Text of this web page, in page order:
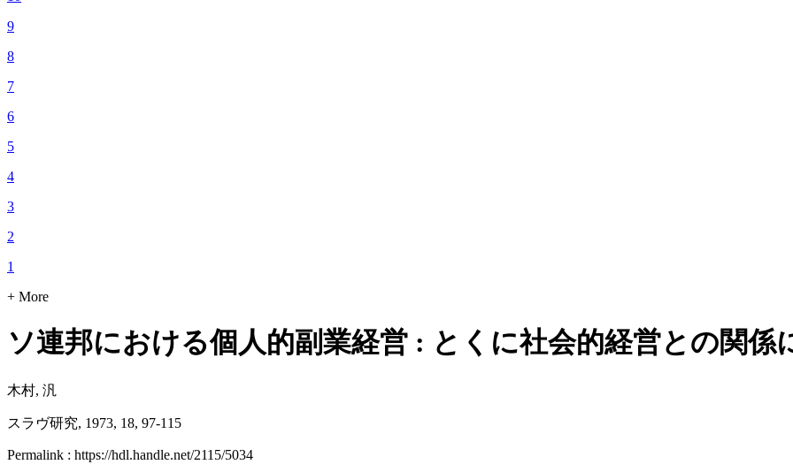
9
8
7
6
5
4
3
2
1
+ More
ソ連邦における個人的副業経営 : とくに社会的経営との関係
木村, 汎
スラヴ研究, 1973, 18, 97-115
Permalink : https://hdl.handle.net/2115/5034